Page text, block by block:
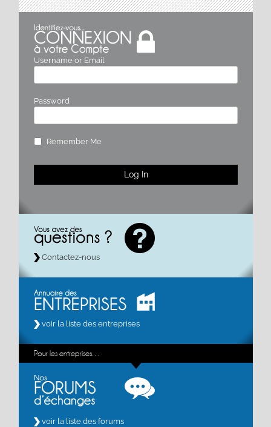
Username or Email
Password
Remember Me
Contactez-nous
voir la liste des entreprises
Pour les entreprises…
voir la liste des forums